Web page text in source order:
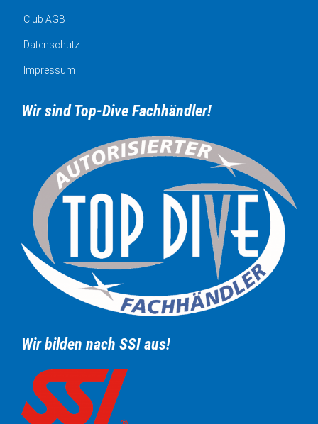
Club AGB
Datenschutz
Impressum
Wir sind Top-Dive Fachhändler!
Wir bilden nach SSI aus!